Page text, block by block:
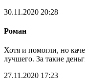
30.11.2020 20:28
Роман
Хотя и помогли, но
лучшего. За такие
27.11.2020 17:23